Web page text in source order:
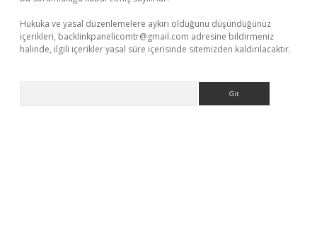
Hukuka ve yasal düzenlemelere aykırı olduğunu düşündüğünüz
içerikleri, backlinkpanelicomtr@gmail.com adresine bildirmeniz
halinde, ilgili içerikler yasal süre içerisinde sitemizden kaldırılacaktır.